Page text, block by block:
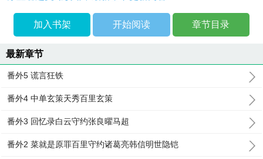
加入书架 开始阅读 章节目录
最新章节
番外5 谎言狂铁
番外4 中单玄策天秀百里玄策
番外3 回忆录白云守约张良曜马超
番外2 菜就是原罪百里守约诸葛亮韩信明世隐铠